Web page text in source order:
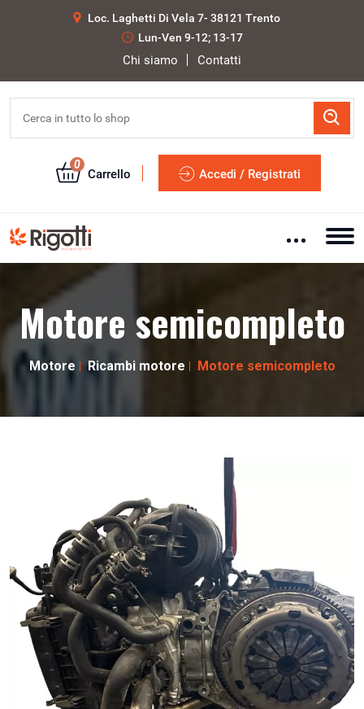
Loc. Laghetti Di Vela 7- 38121 Trento
Lun-Ven 9-12; 13-17
Chi siamo Contatti
0
Carrello Accedi / Registrati
Motore semicompleto
Motore Ricambi motore Motore semicompleto